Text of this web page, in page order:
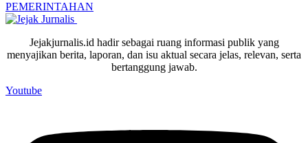
PEMERINTAHAN
Jejakjurnalis.id hadir sebagai ruang informasi publik yang
menyajikan berita, laporan, dan isu aktual secara jelas, relevan, serta
bertanggung jawab.
Youtube